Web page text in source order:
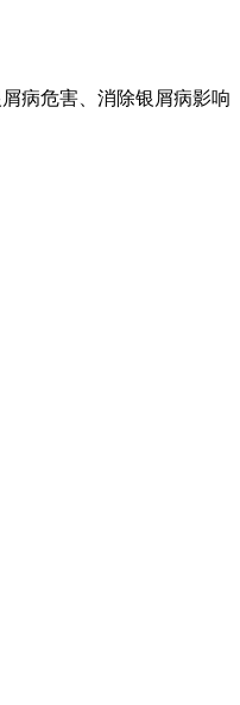
病危害、消除银屑病影响